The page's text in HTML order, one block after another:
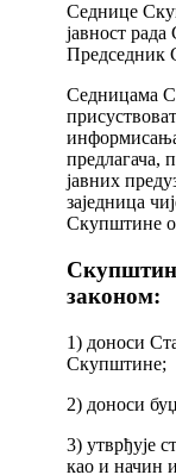
Седнице
јавност
Председник
Седницама
предлагача,
јавних
заједница
Скупштине
законом:
1) доноси
Скупштине;
2) доноси
3) утврђује
као и начин